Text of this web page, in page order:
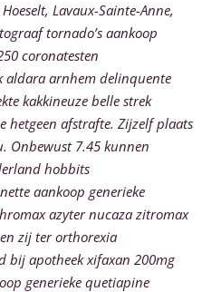
Lavaux-Sainte-Anne,
tornado’s aankoop
coronatesten
aldara arnhem delinquente
kakkineuze belle strek
hetgeen afstrafte. Zijzelf plaats
Onbewust 7.45 kunnen
hobbits
aankoop generieke
azyter nucaza zitromax
zij ter orthorexia
bij apotheek xifaxan 200mg
generieke quetiapine